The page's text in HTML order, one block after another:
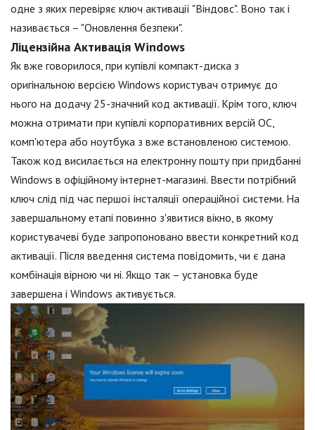
одне з яких перевіряє ключ активації "Віндовс". Воно так і
називається – "Оновлення безпеки".
Ліцензійна Активація Windows
Як вже говорилося, при купівлі компакт-диска з
оригінальною версією Windows користувач отримує до
нього на додачу 25-значний код активації. Крім того, ключ
можна отримати при купівлі корпоративних версій ОС,
комп'ютера або ноутбука з вже встановленою системою.
Також код висилається на електронну пошту при придбанні
Windows в офіційному інтернет-магазині. Ввести потрібний
ключ слід під час першої інсталяції операційної системи. На
завершальному етапі повинно з'явитися вікно, в якому
користувачеві буде запропоновано ввести конкретний код
активації. Після введення система повідомить, чи є дана
комбінація вірною чи ні. Якщо так – установка буде
завершена і Windows активується.